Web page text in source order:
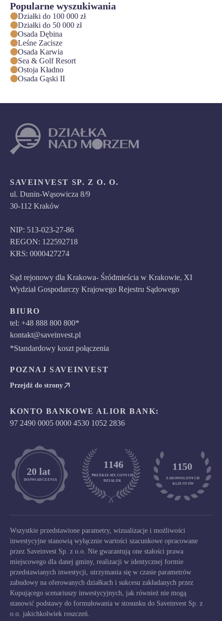
Popularne wyszukiwania
Działki do 100 000 zł
Działki do 50 000 zł
Osada Dębina
Leśne Zacisze
Osada Karwia
Sea & Golf Resort
Ostoja Kładno
Osada Gąski II
SAVEINVEST SP. Z O. O.
ul. Dunin-Wąsowicza 8/9
30-112 Kraków
NIP: 513-023-27-86
REGON: 122592718
KRS: 0000427274
Sąd rejonowy dla Krakowa- Śródmieścia w Krakowie, XI
Wydział Gospodarczy Krajowego Rejestru Sądowego
BIURO
tel: +48 888 800 800*
kontakt@saveinvest.pl
*Standardowy koszt połączenia
POZNAJ SAVEINVEST
Przejdź do strony
KONTO BANKOWE ALIOR BANK:
97 2490 0005 0000 4530 1052 2836
DOŚWIADCZENIA
	20 lat
1146
PRZEKSZATŁCONYCH
DZIAŁEK
1150
ZADOWOLONYCH
KLIENTÓW
Wszystkie przedstawione parametry, wizualizacje i możliwości
inwestycyjne stanowią wyłącznie wartości szacunkowe opracowane
przez Saveinvest Sp. z o.o. Nie gwarantują one stałości prawa
miejscowego dla danej gminy, realizacji w identycznej formie
przedstawianych inwestycji, utrzymania się w czasie parametrów
zabudowy na oferowanych działkach i sukcesu zakładanych przez
Kupującego scenariuszy inwestycyjnych, jak również nie mogą
stanowić podstawy do formułowania w stosunku do Saveinvest Sp. z
o.o. jakichkolwiek roszczeń.